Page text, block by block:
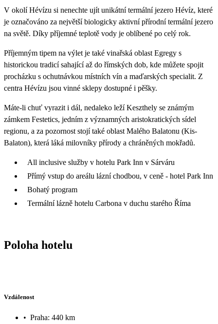
V okolí Hévízu si nenechte ujít unikátní termální jezero Hévíz, které
je označováno za největší biologicky aktivní přírodní termální jezero
na světě. Díky příjemné teplotě vody je oblíbené po celý rok.
Příjemným tipem na výlet je také vinařská oblast Egregy s
historickou tradicí sahající až do římských dob, kde můžete spojit
procházku s ochutnávkou místních vín a maďarských specialit. Z
centra Hévízu jsou vinné sklepy dostupné i pěšky.
Máte-li chuť vyrazit i dál, nedaleko leží Keszthely se známým
zámkem Festetics, jedním z významných aristokratických sídel
regionu, a za pozornost stojí také oblast Malého Balatonu (Kis-
Balaton), která láká milovníky přírody a chráněných mokřadů.
All inclusive služby v hotelu Park Inn v Sárváru
Přímý vstup do areálu lázní chodbou, v ceně - hotel Park Inn
Bohatý program
Termální lázně hotelu Carbona v duchu starého Říma
Poloha hotelu
Vzdálenost
• Praha: 440 km